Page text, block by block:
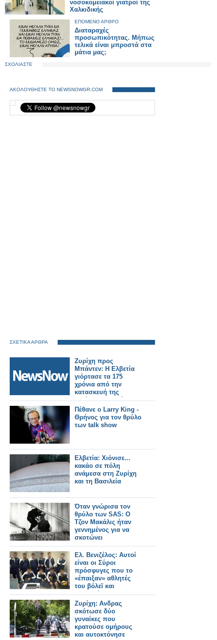
νοσοκομειακοί γιατροί της
Χαλκιδικής
ΕΠΟΜΕΝΟ ΑΡΘΡΟ
Διαταραχές
προσωπικότητας. Μήπως
τελικά είναι μπροστά στα
μάτια μας;
ΣΧΟΛΙΑΣΤΕ
ΑΚΟΛΟΥΘΗΣΤΕ ΤΟ NEWSNOWGR.COM
ΣΧΕΤΙΚΑ ΑΡΘΡΑ
Ζυρίχη προς
Μπάντεν: Η Ελβετία
γιόρτασε τα 175
χρόνια από την
κατασκευή της
πρώτης γραμμής
τρένου
Πέθανε ο Larry King -
Θρήνος για τον θρύλο
των talk show
Ελβετία: Χιόνισε...
κακάο σε πόλη
ανάμεσα στη Ζυρίχη
και τη Βασιλεία
Όταν γνώρισα τον
θρύλο των SΑS: Ο
Τζον Μακάλις ήταν
γεννημένος για να
σκοτώνει
Ελ. Βενιζέλος: Αυτοί
είναι οι Σύροι
πρόσφυγες που το
«έπαιξαν» αθλητές
του βόλεϊ και
προσπάθησαν να
φύγουν για Ζυρίχη
Ζυρίχη: Ανδρας
σκότωσε δύο
γυναίκες που
κρατούσε ομήρους
και αυτοκτόνησε